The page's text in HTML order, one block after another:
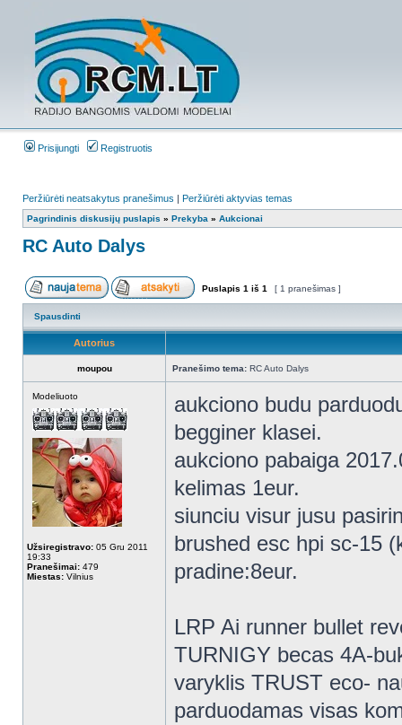
Prisijungti Registruotis
Peržiūrėti neatsakytus pranešimus | Peržiūrėti aktyvias temas
Pagrindinis diskusijų puslapis » Prekyba » Aukcionai
RC Auto Dalys
Puslapis 1 iš 1 [ 1 pranešimas ]
Spausdinti
Autorius
moupou Pranešimo tema: RC Auto Dalys
Modeliuoto
Užsiregistravo: 05 Gru 2011
19:33
Pranešimai: 479
Miestas: Vilnius
aukciono budu
begginer klasei.
aukciono pabaiga
kelimas 1eur.
siunciu visur jusu
brushed esc hpi sc-15
pradine:8eur.
LRP Ai runner bullet
TURNIGY becas 4A-
varyklis TRUST eco-
parduodamas visas